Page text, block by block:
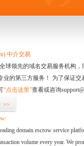
中介交易
球领先的域名交易服务机构
业的第三方服务！ 为了保证
“点击这里”查看或咨询
>>
domain escrow service
volume every year. We